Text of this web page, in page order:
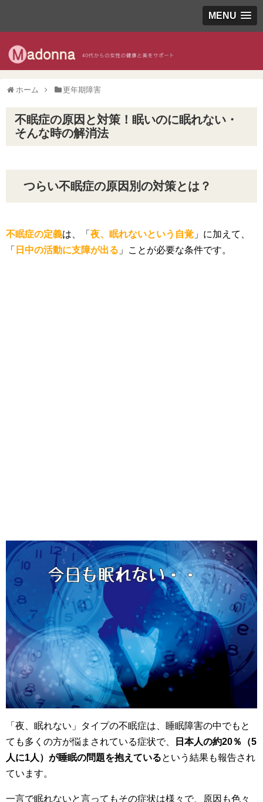
MENU
ホーム 更年期障害
不眠症の原因と対策！眠いのに眠れない・
そんな時の解消法
つらい不眠症の原因別の対策とは？
不眠症の定義は、「 夜、眠れないという自覚 」に加えて、
「 日中の活動に支障が出る 」ことが必要な条件です。
「夜、眠れない」タイプの不眠症は、睡眠障害の中でもと
ても多くの方が悩まされている症状で、
日本人の約20％（5
人に1人）が睡眠の問題を抱えているという結果も報告され
ています。
一言で眠れないと言ってもその症状は様々で、原因も色々